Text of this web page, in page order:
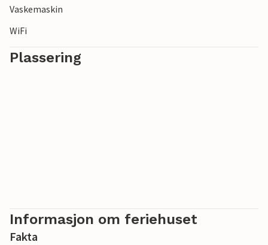
Vaskemaskin
WiFi
Plassering
Informasjon om feriehuset
Fakta